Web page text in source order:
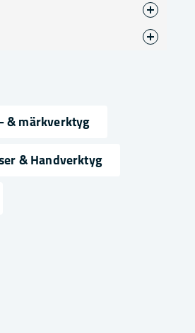
& märkverktyg
& Handverktyg